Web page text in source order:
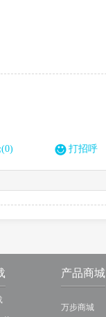
打招呼
产品商城
万步商城